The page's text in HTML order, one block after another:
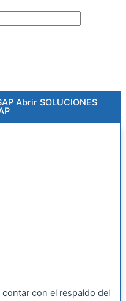
Abrir SOLUCIONES
con el respaldo del